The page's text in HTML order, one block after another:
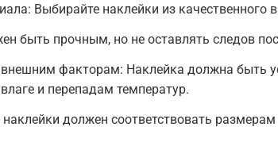
Выбирайте наклейки из качественного
быть прочным, но не оставлять следов
внешним факторам: Наклейка должна быть
и перепадам температур.
должен соответствовать размерам